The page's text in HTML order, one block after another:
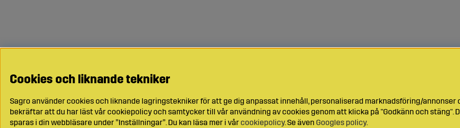
Cookies och liknande tekniker
Sagro använder cookies och liknande lagringstekniker för att ge dig anpassat innehåll, personaliserad marknadsföring/annonser
bekräftar att du har läst vår cookiepolicy och samtycker till vår användning av cookies genom att klicka på "Godkänn och stäng".
sparas i din webbläsare under ”Inställningar”. Du kan läsa mer i vårcookiepolicy. Se även Googles policy.